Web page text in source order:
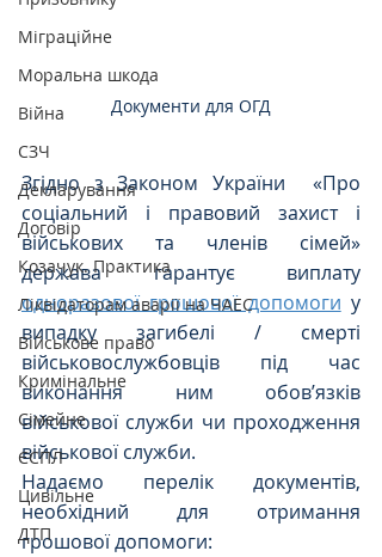
Міграційне
Моральна шкода
Війна
СЗЧ
Декларування
Договір
Козачук. Практика
Ліквідаторам аварії на ЧАЕС
Військове право
Кримінальне
Сімейне
ЄСПЛ
Цивільне
ДТП
Документи для ОГД
Згідно з Законом України  «Про
соціальний і правовий захист і
військових та членів сімей»
одноразової грошової допомоги у
випадку загибелі / смерті
військовослужбовців під час
виконання ним обов’язків
військової служби чи проходження
військової служби.
Надаємо перелік документів,
необхідний для отримання
грошової допомоги: